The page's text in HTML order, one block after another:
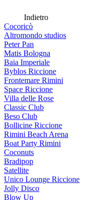
Indietro
Cocoricò
Altromondo studios
Peter Pan
Matis Bologna
Baia Imperiale
Byblos Riccione
Frontemare Rimini
Space Riccione
Villa delle Rose
Classic Club
Beso Club
Bollicine Riccione
Rimini Beach Arena
Boat Party Rimini
Coconuts
Bradipop
Satellite
Unico Lounge Riccione
Jolly Disco
Blow Up